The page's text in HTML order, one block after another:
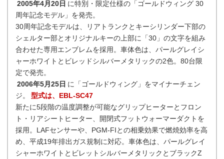
2005年4月20日 に特別・限定仕様の「ゴールドウィング 30
周年記念モデル」を発売。
30周年記念モデルは、リアトランクとキーシリンダー下部の
シェルター部とオリジナルキーの上部に「30」の文字を組み
合わせた専用エンブレムを採用。車体色は、パールグレイシ
ャーホワイトとビレッドシルバーメタリックの2色。80台限
定で発売。
2006年5月25日 に「ゴールドウィング」をマイナーチェン
ジ。
型式は、EBL-SC47
新たに5段階の温度調整が可能なグリップヒーターとフロン
ト・リアシートヒーター、開閉式フットウォーマーダクトを
採用。LAFセンサーや、PGM-FIとの相乗効果で燃焼効率を高
め、平成19年排出ガス規制に対応。車体色は、パールグレイ
シャーホワイトとビレットシルバーメタリックとブラックZ